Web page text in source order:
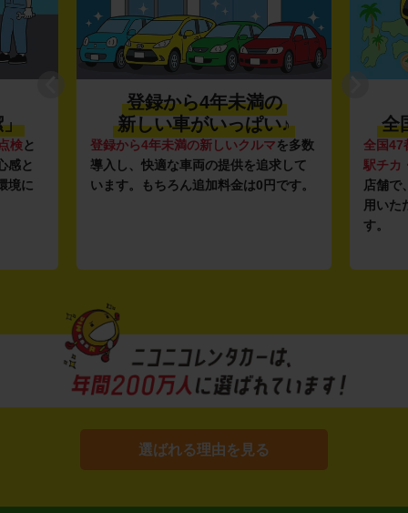
」
検と
感と
境に
登録から4年未満の
新しい車がいっぱい♪
登録から4年未満の新しいクルマを多数
導入し、快適な車両の提供を追求して
います。もちろん追加料金は0円です。
全
全国47
駅チカ
店舗で
用いた
す。
選ばれる理由を見る